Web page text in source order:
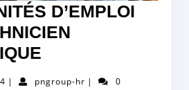
D’EMPLOI
D’EMPLOI
30| pngroup-hrpngroup-
|
0